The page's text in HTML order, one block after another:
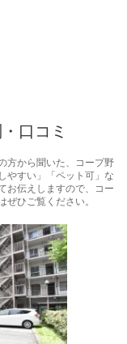
口コミ
方から聞いた、コープ野
やすい」「ペット可」な
お伝えしますので、コー
ひご覧ください。